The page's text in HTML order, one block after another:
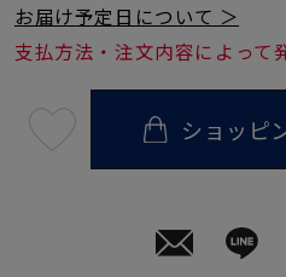
お届け予定日について ＞
支払方法・注文内容によって
08
ショッピ